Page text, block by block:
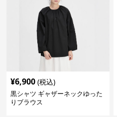
¥6,900 (税込)
黒シャツ ギャザーネックゆった
りブラウス